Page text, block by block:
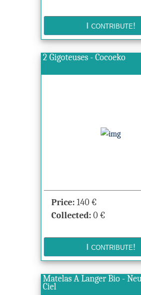
2 Gigoteuses - Cocoeko
Price: 140 €
Collected: 0 €
Matelas A Langer Bio -
Ciel